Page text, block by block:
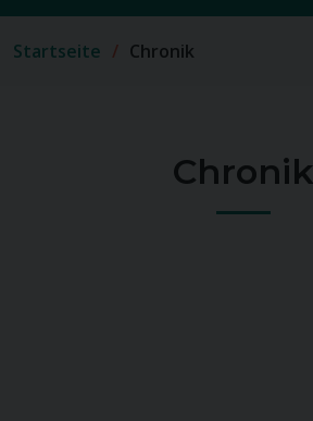
Startseite Chronik
Chronik